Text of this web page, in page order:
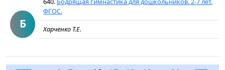
Б
ФГОС.
Харченко Т.Е.